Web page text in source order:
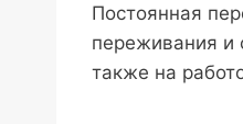
Постоянная
переживания и
также на